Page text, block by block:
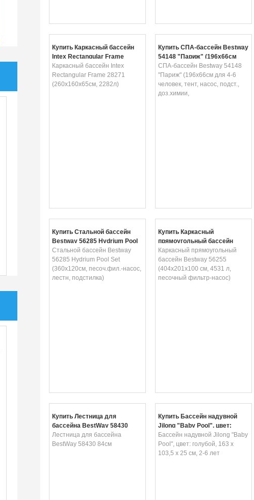
Купить Каркасный бассейн
Intex Rectangular Frame
28271 (260х160х65см, 2282л)
Каркасный бассейн Intex
Rectangular Frame 28271
(260х160х65см, 2282л)
Купить СПА-бассейн Bestway
54148 "Париж" (196х66см
для 4-6 человек, тент, насос,
подст., доз.химии, подсветка,
пульт)
СПА-бассейн Bestway 54148
"Париж" (196х66см для 4-6
человек, тент, насос, подст.,
доз.химии,
Купить Стальной бассейн
Bestway 56285 Hydrium Pool
Set (360х120см, песоч.фил.-
насос, лестн, подстилка)
Стальной бассейн Bestway
56285 Hydrium Pool Set
(360х120см, песоч.фил.-насос,
лестн, подстилка)
Купить Каркасный
прямоугольный бассейн
Bestway 56255 (404х201х100
см, 4531 л, песочный фильтр-
насос)
Каркасный прямоугольный
бассейн Bestway 56255
(404х201х100 см, 4531 л,
песочный фильтр-насос)
Купить Лестница для
бассейна BestWay 58430
84см
Лестница для бассейна
BestWay 58430 84см
Купить Бассейн надувной
Jilong "Baby Pool", цвет:
голубой, 163 х 103,5 x 25 см,
2-6 лет
Бассейн надувной Jilong "Baby
Pool", цвет: голубой, 163 х
103,5 x 25 см, 2-6 лет